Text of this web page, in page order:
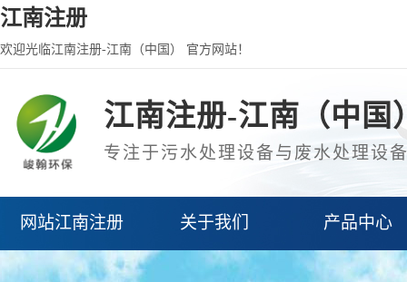
江南注册
欢迎光临江南注册-江南（中国） 官方网站！
江南注册-江南（中国
专注于污水处理设备与废水处理设
网站江南注册 关于我们 产品中心